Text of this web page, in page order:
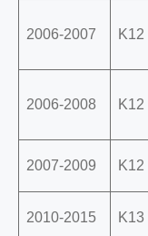
2006-2007 K12
2006-2008 K12
2007-2009 K12
2010-2015 K13